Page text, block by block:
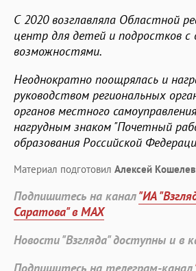
С 2020 возглавляла Областной
центр для детей и подростков с
возможностями.
Неоднократно поощрялась и
руководством региональных
органов местного
нагрудным знаком "Почетный
образования Российской
Материал подготовил Алексей Кошелев
Подпишитесь на канал"ИА
Саратова" в MAX
Новости "Взгляда" доступны и в
Подпишитесь на телеграм-канал